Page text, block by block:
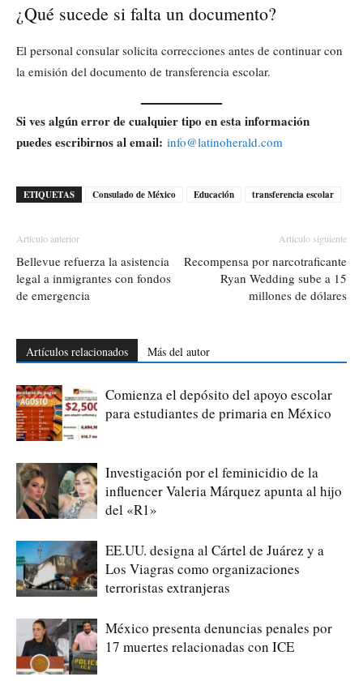
¿Qué sucede si falta un documento?
El personal consular solicita correcciones antes de continuar con
la emisión del documento de transferencia escolar.
Si ves algún error de cualquier tipo en esta información
puedes escribirnos al email: info@latinoherald.com
ETIQUETAS Consulado de México Educación transferencia escolar
Artículo anterior
Bellevue refuerza la asistencia
legal a inmigrantes con fondos
de emergencia
Artículo siguiente
Recompensa por narcotraficante
Ryan Wedding sube a 15
millones de dólares
Artículos relacionados Más del autor
Comienza el depósito del apoyo escolar
para estudiantes de primaria en México
Investigación por el feminicidio de la
influencer Valeria Márquez apunta al hijo
del «R1»
EE.UU. designa al Cártel de Juárez y a
Los Viagras como organizaciones
terroristas extranjeras
México presenta denuncias penales por
17 muertes relacionadas con ICE